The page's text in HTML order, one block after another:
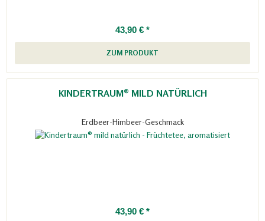
43,90 € *
ZUM PRODUKT
KINDERTRAUM® MILD NATÜRLICH
Erdbeer-Himbeer-Geschmack
43,90 € *